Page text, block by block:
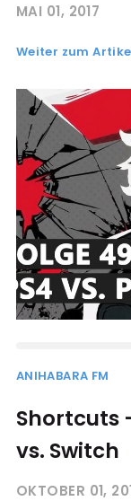
MAI 01, 2017
Weiter zum
ANIHABARA FM
Shortcuts
vs. Switch
OKTOBER 01,